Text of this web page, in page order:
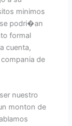
minimos
podri�an
formal
cuenta,
de
nuestro
monton de